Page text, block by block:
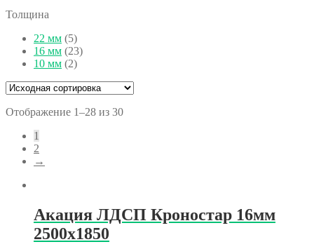
Толщина
22 мм (5)
16 мм (23)
10 мм (2)
Отображение 1–28 из 30
1
2
→
Акация ЛДСП Кроностар 16мм
2500х1850